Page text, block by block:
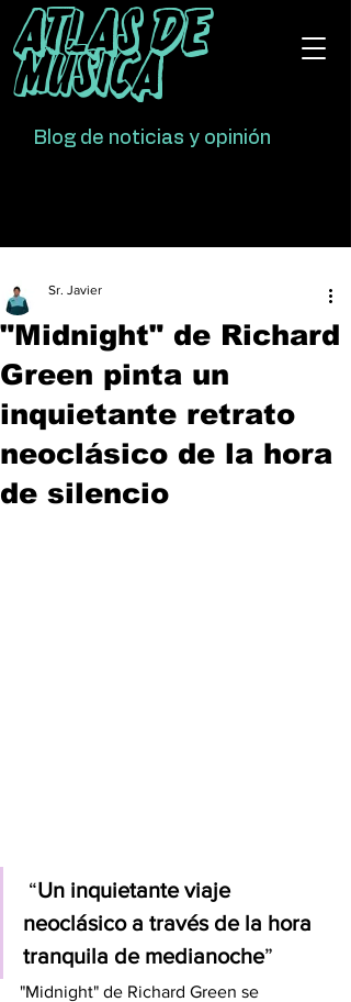
Atlas De
Música
Blog de noticias y opinión
"Midnight" de Richard
Green pinta un
inquietante retrato
neoclásico de la hora
de silencio
Sr. Javier
“Un inquietante viaje
neoclásico a través de la hora
tranquila de medianoche”
"Midnight" de Richard Green se